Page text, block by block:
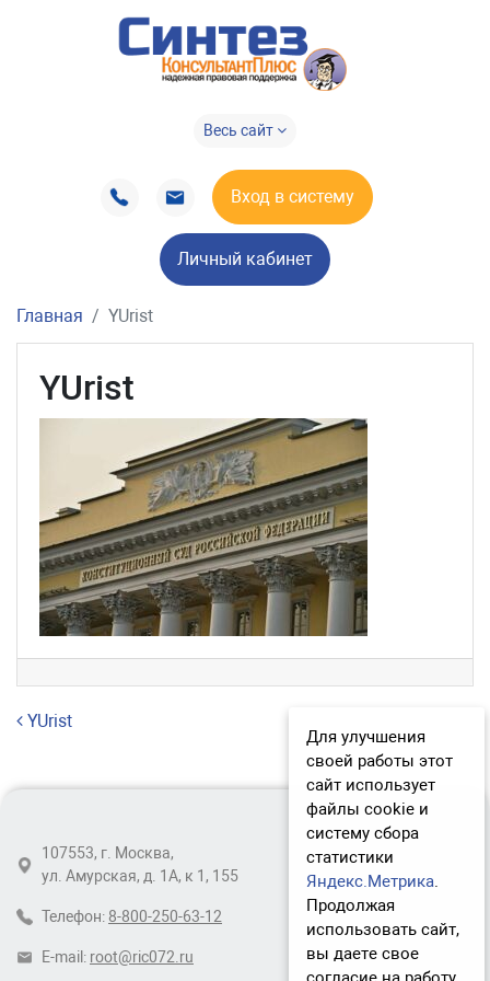
Весь сайт
Вход в систему
Личный кабинет
Главная YUrist
YUrist
Навигация по записям
YUrist
107553, г. Москва,
ул. Амурская, д. 1А, к 1, 155
Телефон: 8-800-250-63-12
E-mail: root@ric072.ru
Для улучшения
своей работы этот
сайт использует
файлы cookie и
систему сбора
статистики
Яндекс.Метрика.
Продолжая
использовать сайт,
вы даете свое